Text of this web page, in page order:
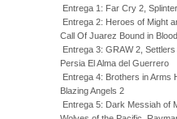
Entrega 1: Far Cry 2,
Entrega 2: Heroes of Might
Call Of Juarez Bound in Blood
Entrega 3: GRAW 2,
Persia El Alma del Guerrero
Entrega 4: Brothers in Arms
Blazing Angels 2
Entrega 5: Dark Messiah of